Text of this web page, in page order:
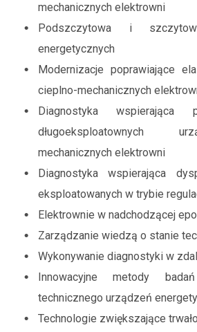
mechanicznych elektrowni
Podszczytowa i
energetycznych
Modernizacje poprawiające
cieplno-mechanicznych
Diagnostyka wspierająca
długoeksploatownych
mechanicznych elektrowni
Diagnostyka wspierająca
eksploatowanych w trybie
Elektrownie w nadchodzącej
Zarządzanie wiedzą o stanie
Wykonywanie diagnostyki w
Innowacyjne metody
technicznego urządzeń
Technologie zwiększające